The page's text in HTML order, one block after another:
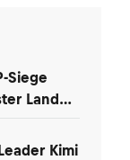
Siege
Lando
Kimi